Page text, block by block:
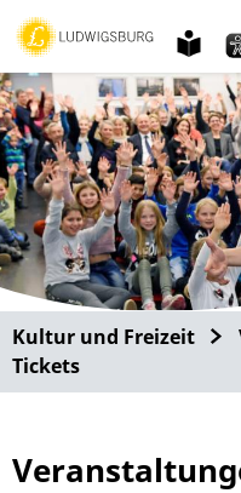
Kultur und Freizeit
Tickets